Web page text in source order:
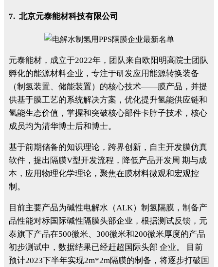
7. 北京元泰能材科技有限公司
元泰能材，成立于2022年，团队来自欧阳明高院士团队
孵化的能源材料企业，专注于研发应用能源转换装备
（制氢装置、储能装置）的核心技术——膜产品，并提
供基于膜工艺的系统解决方案，优化提升氢能供应链和
氢能生态价值，掌握和突破核心部件卡脖子技术，核心
成员均为清华博士后和博士。
基于前期储备的知识理论，跨界创新，自主开发膜仿真
软件，提出隔膜V型开发流程，降低产品开发周 期与成
本，应用物理化学理论，聚焦在膜材料微观和宏观控
制。
目前主要产品为碱性电解水（ALK）制氢隔膜，制备产
品性能对标国际碱性隔膜头部企业，根据测试反馈，元
泰旗下产品在500微米、300微米和200微米厚度的产品
初步测试中，数据结果已经赶超国际头部 企业。 目前
预计2023下半年实现2m*2m隔膜的制备，将逐步打破国